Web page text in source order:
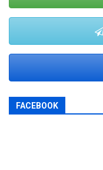
FACEBOOK